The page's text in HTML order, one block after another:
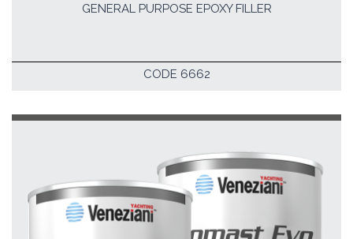
GENERAL PURPOSE EPOXY FILLER
CODE 6662